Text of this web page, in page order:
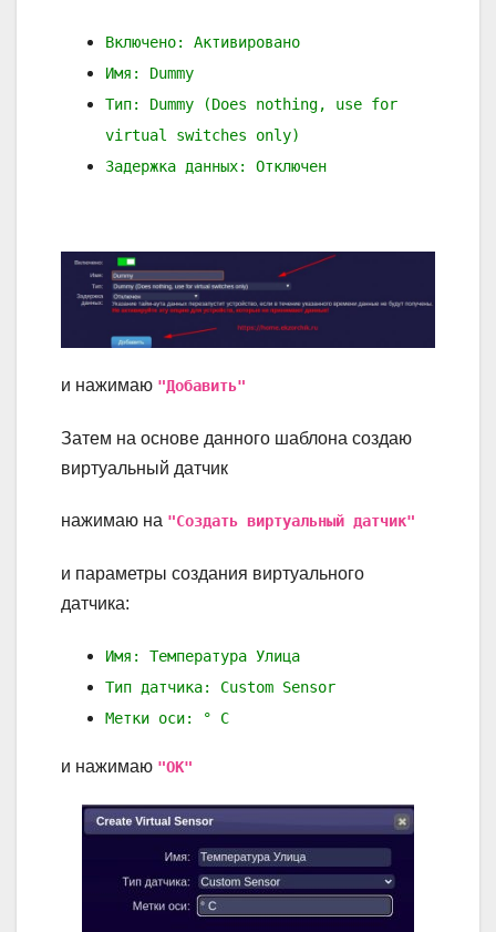
Включено: Активировано
Имя: Dummy
Тип: Dummy (Does nothing, use for
virtual switches only)
Задержка данных: Отключен
и нажимаю "Добавить"
Затем на основе данного шаблона создаю
виртуальный датчик
нажимаю на "Создать виртуальный датчик"
и параметры создания виртуального
датчика:
Имя: Температура Улица
Тип датчика: Custom Sensor
Метки оси: ° С
и нажимаю "ОК"